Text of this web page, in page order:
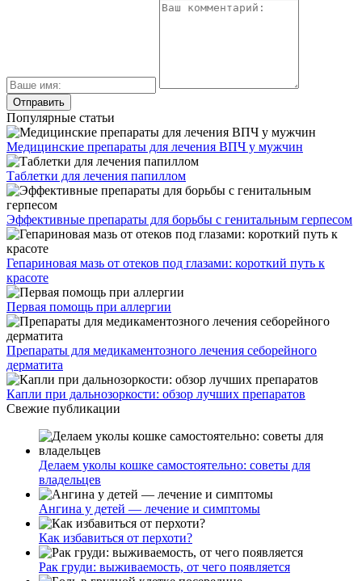
Популярные статьи
Медицинские препараты для лечения ВПЧ у мужчин
Таблетки для лечения папиллом
Эффективные препараты для борьбы с генитальным герпесом
Гепариновая мазь от отеков под глазами: короткий путь к
красоте
Первая помощь при аллергии
Препараты для медикаментозного лечения себорейного
дерматита
Капли при дальнозоркости: обзор лучших препаратов
Свежие публикации
Делаем уколы кошке самостоятельно: советы для
владельцев
Ангина у детей — лечение и симптомы
Как избавиться от перхоти?
Рак груди: выживаемость, от чего появляется